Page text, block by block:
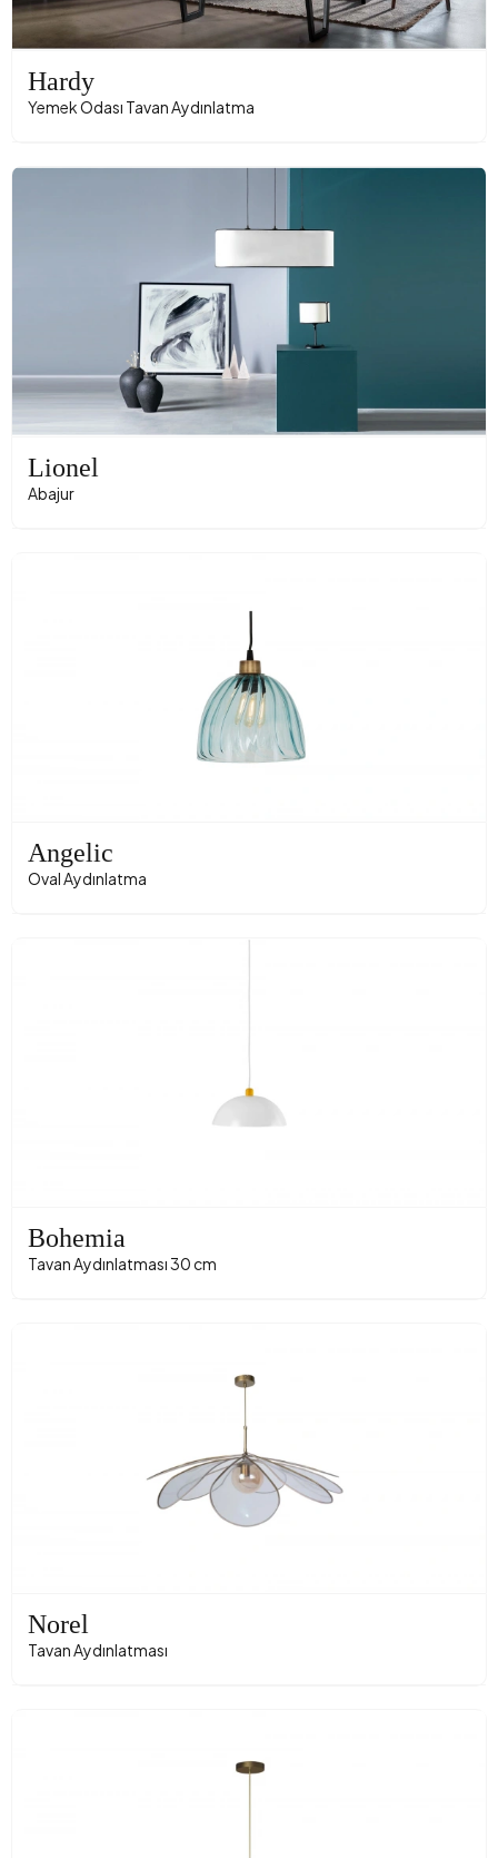
Hardy
Yemek Odası Tavan Aydınlatma
Lionel
Abajur
Angelic
Oval Aydınlatma
Bohemia
Tavan Aydınlatması 30 cm
Norel
Tavan Aydınlatması